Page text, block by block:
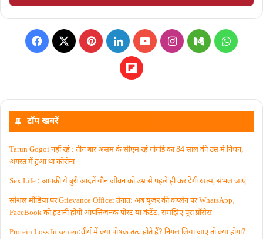
टॉप खबरें
Tarun Gogoi नहीं रहे : तीन बार असम के सीएम रहे गोगोई का 84 साल की उम्र में निधन,
अगस्त में हुआ था कोरोना
Sex Life : आपकी ये बुरी आदतें याैन जीवन को उम्र से पहले ही कर देंगी खत्म, संभल जाएं
सोशल मीडिया पर Grievance Officer तैनात: अब यूजर की कंप्लेन पर WhatsApp‚
FaceBook को हटानी होगी आपत्तिजनक पोस्ट या कंटेंट‚ समझिए पूरा प्रॉसेस
Protein Loss In semen:वीर्य में क्या पोषक तत्व होते हैं? निगल लिया जाए तो क्या होगा?